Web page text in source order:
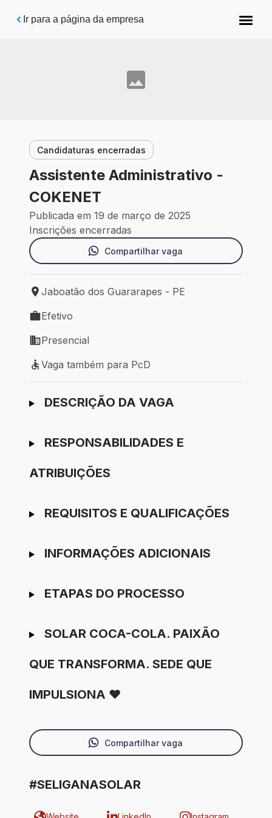
Pular para o conteúdo principal
Ir para a página da empresa
Candidaturas encerradas
Assistente Administrativo -
COKENET
Publicada em 19 de março de 2025
Inscrições encerradas
Compartilhar vaga
Local de trabalho: Jaboatão dos Guararapes - PE
Jaboatão dos Guararapes - PE
Tipo de vaga: Efetivo
Efetivo
Modelo de trabalho: Presencial
Presencial
Vaga também para PcD
Vaga também para PcD
Ir para candidatura
DESCRIÇÃO DA VAGA
RESPONSABILIDADES E
ATRIBUIÇÕES
REQUISITOS E QUALIFICAÇÕES
INFORMAÇÕES ADICIONAIS
ETAPAS DO PROCESSO
SOLAR COCA-COLA. PAIXÃO
QUE TRANSFORMA. SEDE QUE
IMPULSIONA ❤️
Compartilhar vaga
#SELIGANASOLAR